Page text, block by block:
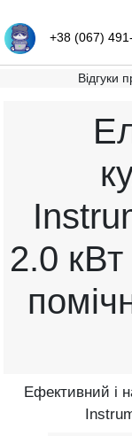
+38 (067)
Відгуки
2.0
Ефективний і